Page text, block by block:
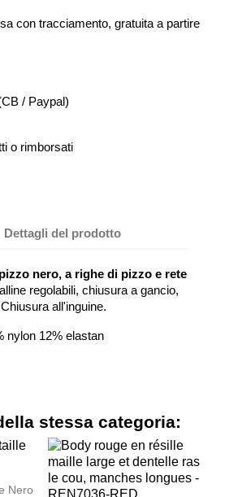
con tracciamento, gratuita a partire
/ Paypal)
o rimborsati
Dettagli del prodotto
nero, a righe di pizzo e rete
regolabili, chiusura a gancio,
all'inguine.
nylon 12% elastan
stessa categoria:
Nero